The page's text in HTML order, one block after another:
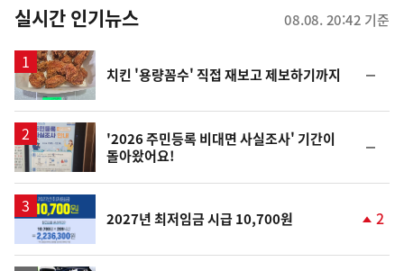
뉴
스
실시간 인기뉴스 08.08. 20:42 기준
치킨 '용량꼼수' 직접 재보고 제보하기까지
일
'2026 주민등록 비대면 사실조사' 기간이
돌아왔어요!
일
2027년 최저임금 시급 10,700원 2